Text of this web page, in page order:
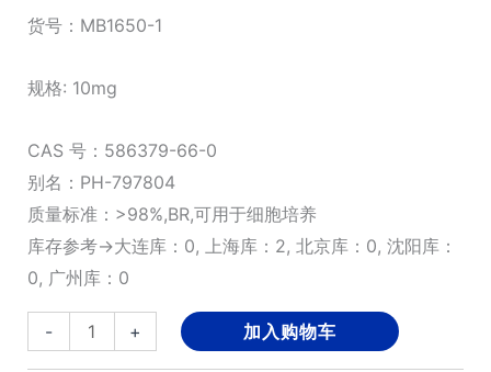
货号： MB1650-1
规格: 10mg
CAS 号：586379-66-0
别名：PH-797804
质量标准：>98%,BR,可用于细胞培养
库存参考→大连库：0, 上海库：2, 北京库：0, 沈阳库：
0, 广州库：0
-
PH-
797804
+ 加入购物车